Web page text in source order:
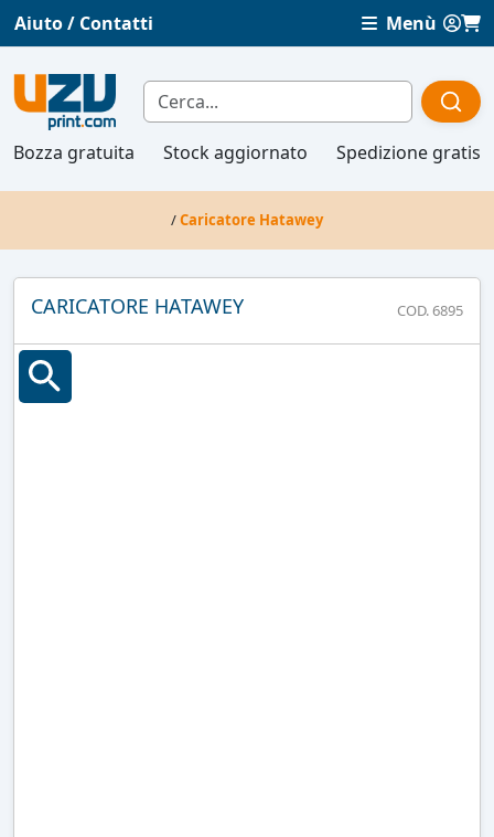
Aiuto / Contatti Menù
Bozza gratuita Stock aggiornato Spedizione gratis
/Caricatore Hatawey
CARICATORE HATAWEY COD. 6895